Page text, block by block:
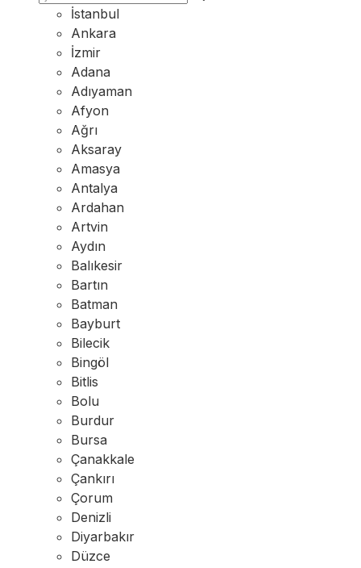
İstanbul
Ankara
İzmir
Adana
Adıyaman
Afyon
Ağrı
Aksaray
Amasya
Antalya
Ardahan
Artvin
Aydın
Balıkesir
Bartın
Batman
Bayburt
Bilecik
Bingöl
Bitlis
Bolu
Burdur
Bursa
Çanakkale
Çankırı
Çorum
Denizli
Diyarbakır
Düzce